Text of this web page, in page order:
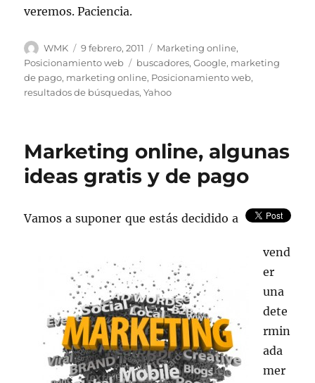
veremos. Paciencia.
Autor
WMK
Publicado
el
9 febrero, 2011 Categorías
Marketing online,
Posicionamiento web
Etiquetas
buscadores,Google, marketing
de pago, marketing online, Posicionamiento web,
resultados de búsquedas,Yahoo
Marketing online, algunas
ideas gratis y de pago
Vamos a suponer que estás decidido a
vend
er
una
dete
rmin
ada
mer